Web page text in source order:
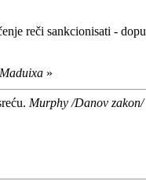
reči sankcionisati -
»
Murphy /Danov zakon/